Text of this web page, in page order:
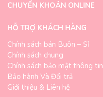
CHUYỂN KHOẢN ONLINE
HỖ TRỢ KHÁCH HÀNG
Chính sách bán Buôn – Sỉ
Chính sách chung
Chính sách bảo mật thông tin
Bảo hành Và Đổi trả
Giới thiệu & Liên hệ